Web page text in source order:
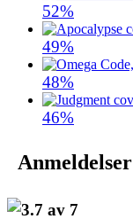
52%
49%
48%
46%
Anmeldelser